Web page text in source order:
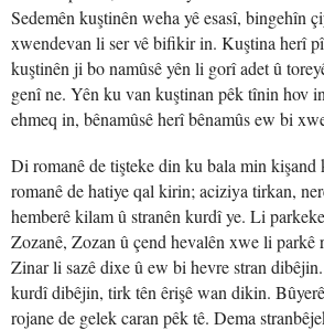
Sedemên kuştinên weha yê esasî, bingehîn
xwendevan li ser vê bifikir in. Kuştina herî
kuştinên ji bo namûsê yên li gorî adet û
genî ne. Yên ku van kuştinan pêk tînin hov
ehmeq in, bênamûsê herî bênamûs ew bi
Di romanê de tişteke din ku bala min kişand
romanê de hatiye qal kirin; aciziya tirkan,
hemberê kilam û stranên kurdî ye. Li
Zozanê, Zozan û çend hevalên xwe li
Zinar li sazê dixe û ew bi hevre stran
kurdî dibêjin, tirk tên êrişê wan dikin.
rojane de gelek caran pêk tê. Dema